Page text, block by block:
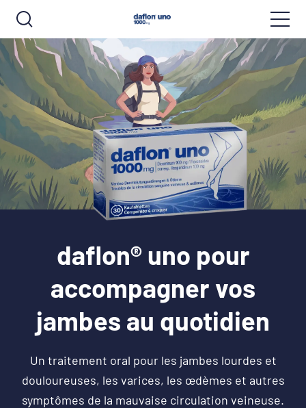
daflon® uno pour
accompagner vos
jambes au quotidien
Un traitement oral pour les jambes lourdes et
douloureuses, les varices, les œdèmes et autres
symptômes de la mauvaise circulation veineuse.